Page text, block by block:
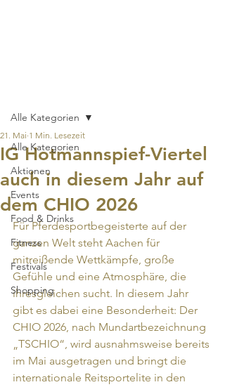
Alle Kategorien
Aktionen
Events
Food & Drinks
Fitness
Festivals
Shopping
Alle Kategorien
IG Hotmannspief-Viertel
auch in diesem Jahr auf
dem CHIO 2026
21. Mai 1 Min. Lesezeit
Für Pferdesportbegeisterte auf der
ganzen Welt steht Aachen für
mitreißende Wettkämpfe, große
Gefühle und eine Atmosphäre, die
ihresgleichen sucht. In diesem Jahr
gibt es dabei eine Besonderheit: Der
CHIO 2026, nach Mundartbezeichnung
„TSCHIO“, wird ausnahmsweise bereits
im Mai ausgetragen und bringt die
internationale Reitsportelite in den